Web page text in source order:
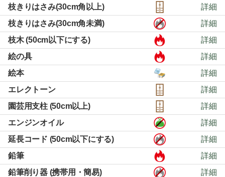
枝きりはさみ(30cm角以上)
詳細
枝きりはさみ(30cm角未満)
詳細
枝木 (50cm以下にする)
詳細
絵の具
詳細
絵本
詳細
エレクトーン
詳細
園芸用支柱 (50cm以上)
詳細
エンジンオイル
詳細
延長コード (50cm以下にする)
詳細
鉛筆
詳細
鉛筆削り器 (携帯用・簡易)
詳細